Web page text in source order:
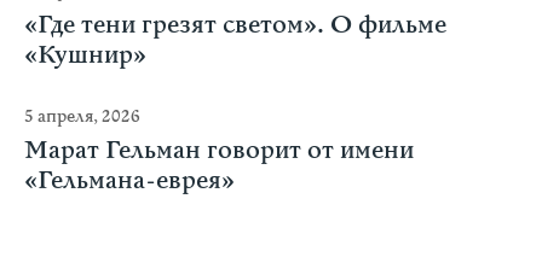
«Где тени грезят светом». О фильме
«Кушнир»
5 апреля, 2026
Марат Гельман говорит от имени
«Гельмана-еврея»